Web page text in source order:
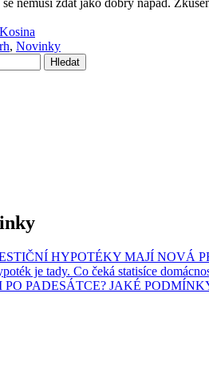
se nemusí zdát jako dobrý nápad.
, Novinky
Hledat
HYPOTÉKY MAJÍ NOVÁ
je tady. Co čeká statisíce
PO PADESÁTCE? JAKÉ